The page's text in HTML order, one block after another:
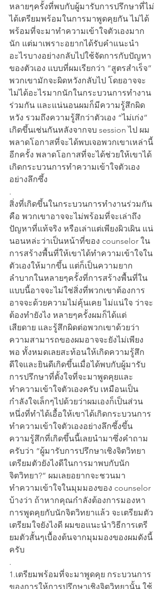
หลายๆครั้งที่พบกับผู้มารับการปรึกษาที่ไม่
ได้เตรียมพร้อมในการมาพูดคุยกัน ไม่ได้
พร้อมที่จะมาทำความเข้าใจตัวเองมาก
นัก แต่มาเพราะอยากได้รับคำแนะนำ
อะไรบางอย่างกลับไปใช้จัดการกับปัญหา
ของตัวเอง แบบที่ผมเรียกว่า “สูตรสำเร็จ”
พวกเขามักจะผิดหวังกลับไป โดยอาจจะ
ไม่ได้อะไรมากนักในกระบวนการทำงาน
ร่วมกัน และแน่นอนผมก็มีความรู้สึกผิด
หวัง รวมถึงความรู้สึกว่าตัวเอง “ไม่เก่ง”
เกิดขึ้นเช่นกันหลังจากจบ session ไป ผม
พลาดโอกาสที่จะได้พบเจอพวกเขาเหล่านี้
อีกครั้ง พลาดโอกาสที่จะได้ช่วยให้เขาได้
เกิดกระบวนการทำความเข้าใจตัวเอง
อย่างลึกซึ้ง
.
สิ่งที่เกิดขึ้นในกระบวนการทำงานร่วมกัน
คือ พวกเขาอาจจะไม่พร้อมที่จะเล่าถึง
ปัญหาที่แท้จริง หรือเล่าแต่เพียงผิวเผิน แน่
นอนหล่ะว่าเป็นหน้าที่ของ counselor ใน
การสร้างพื้นที่ให้เขาได้ทำความเข้าใจใน
ตัวเองให้มากขึ้น แต่ก็เป็นความยาก
ลำบากในหลายๆครั้งที่การสร้างพื้นที่ใน
แบบนี้อาจจะไม่ใช่สิ่งที่พวกเขาต้องการ
อาจจะด้วยความไม่คุ้นเคย ไม่แน่ใจ ว่าจะ
ต้องทำยังไง หลายๆครั้งผมก็ได้แต่
เสียดาย และรู้สึกผิดต่อพวกเขาด้วยว่า
ความสามารถของผมอาจจะยังไม่เพียง
พอ ทั้งหมดเลยสะท้อนให้เกิดความรู้สึก
ดีใจและยินดีเกิดขึ้นเมื่อได้พบกับผู้มารับ
การปรึกษาที่ตั้งใจที่จะมาพูดคุยและ
ทำความเข้าใจตัวเองครับ เหมือนเป็น
กำลังใจเล็กๆไปด้วยว่าผมเองก็เป็นส่วน
หนึ่งที่ทำได้เอื้อให้เขาได้เกิดกระบวนการ
ทำความเข้าใจตัวเองอย่างลึกซึ้งขึ้น
ความรู้สึกที่เกิดขึ้นนี้เลยนำมาซึ่งคำถาม
ครับว่า “ผู้มารับการปรึกษาเชิงจิตวิทยา
เตรียมตัวยังไงดีในการมาพบกับนัก
จิตวิทยา?” ผมเลยอยากจะชวนมา
ทำความเข้าใจในมุมมองของ counselor
บ้างว่า ถ้าหากคุณกำลังต้องการมองหา
การพูดคุยกับนักจิตวิทยาแล้ว จะเตรียมตัว
เตรียมใจยังไงดี ผมขอแนะนำวิธีการเตรี
ยมตัวสั้นๆเบื้องต้นจากมุมมองของผมดังนี้
ครับ
.
1.เตรียมพร้อมที่จะมาพูดคุย กระบวนการ
ของการให้การปรึกษาเชิงจิตวิทยานั้น ใช้